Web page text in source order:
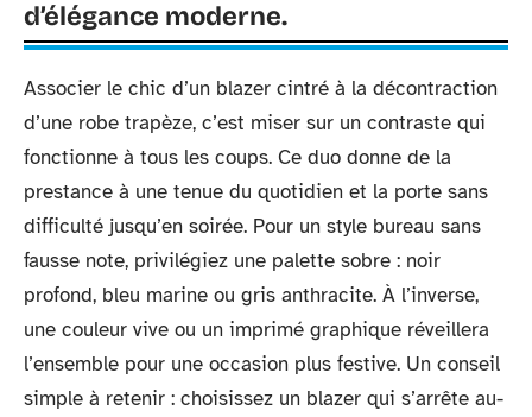
d’élégance moderne.
Associer le chic d’un blazer cintré à la décontraction
d’une robe trapèze, c’est miser sur un contraste qui
fonctionne à tous les coups. Ce duo donne de la
prestance à une tenue du quotidien et la porte sans
difficulté jusqu’en soirée. Pour un style bureau sans
fausse note, privilégiez une palette sobre : noir
profond, bleu marine ou gris anthracite. À l’inverse,
une couleur vive ou un imprimé graphique réveillera
l’ensemble pour une occasion plus festive. Un conseil
simple à retenir : choisissez un blazer qui s’arrête au-